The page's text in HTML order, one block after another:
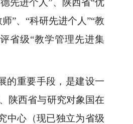
先进个人”、陕西省“优
”、“科研先进个人”“教
省级“教学管理先进集
的重要手段，是建设一
陕西省与研究对象国在
中心（现已独立为省级